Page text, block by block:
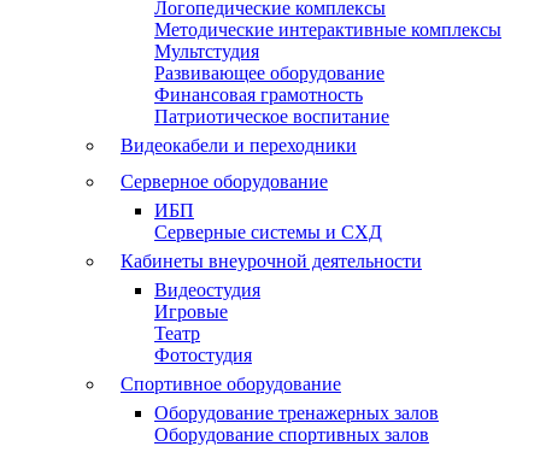
Логопедические комплексы
Методические интерактивные комплексы
Мультстудия
Развивающее оборудование
Финансовая грамотность
Патриотическое воспитание
Видеокабели и переходники
Серверное оборудование
ИБП
Серверные системы и СХД
Кабинеты внеурочной деятельности
Видеостудия
Игровые
Театр
Фотостудия
Спортивное оборудование
Оборудование тренажерных залов
Оборудование спортивных залов